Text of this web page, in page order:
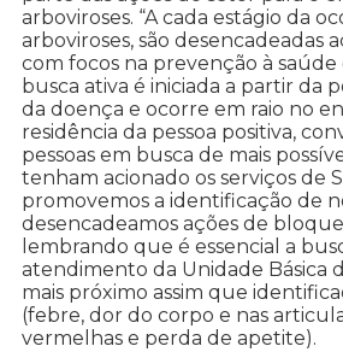
arboviroses. “A cada estágio da
arboviroses, são desencadeadas
com focos na prevenção à saúde
busca ativa é iniciada a partir da
da doença e ocorre em raio no
residência da pessoa positiva,
pessoas em busca de mais
tenham acionado os serviços de
promovemos a identificação de
desencadeamos ações de
lembrando que é essencial a
atendimento da Unidade Básica
mais próximo assim que
(febre, dor do corpo e nas
vermelhas e perda de apetite).